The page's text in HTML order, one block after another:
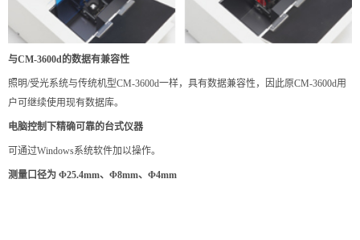
与CM-3600d的数据有兼容性
照明/受光系统与传统机型CM-3600d一样，具有数据兼容性，因此原CM-3600d用
户可继续使用现有数据库。
电脑控制下精确可靠的台式仪器
可通过Windows系统软件加以操作。
测量口径为 Φ25.4mm、Φ8mm、Φ4mm